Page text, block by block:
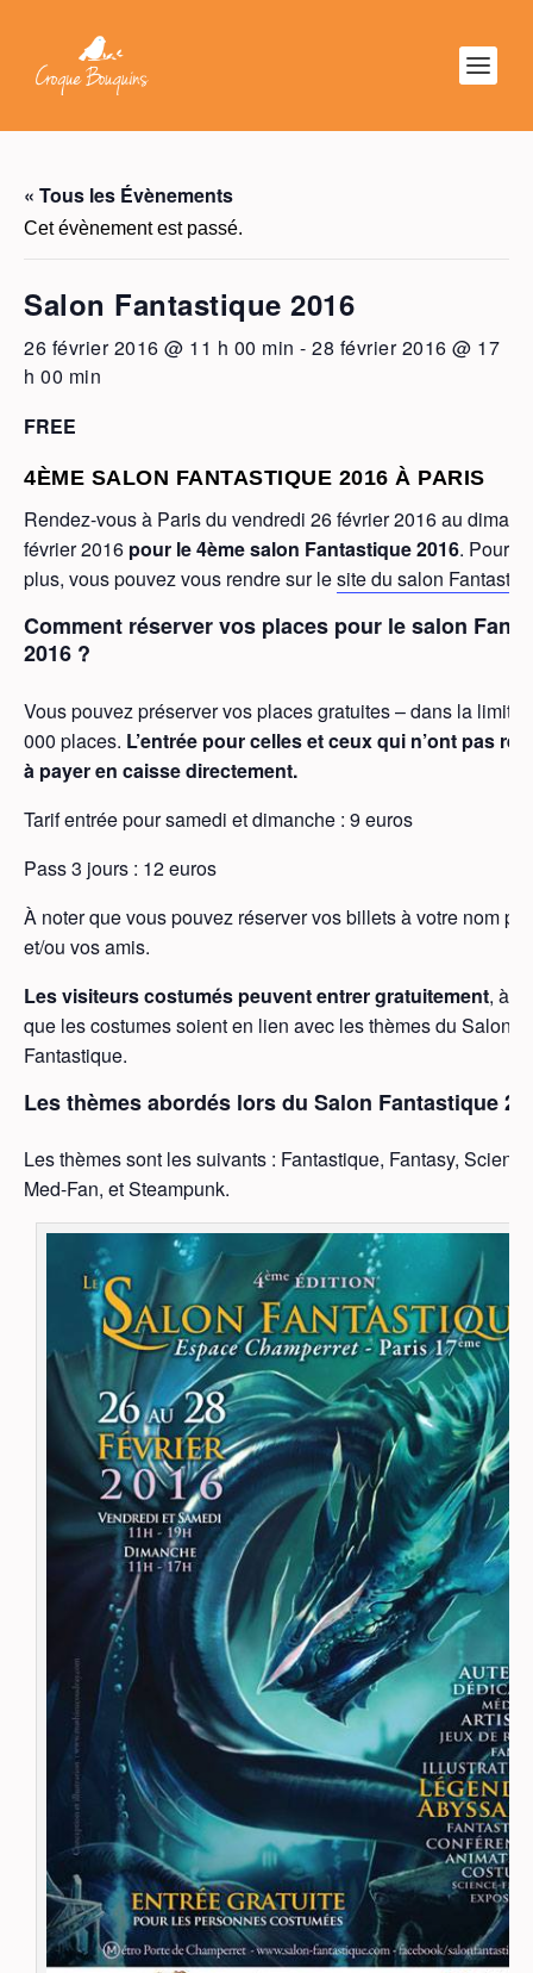
« Tous les Évènements
Cet évènement est passé.
Salon Fantastique 2016
26 février 2016 @ 11 h 00 min - 28 février 2016 @ 17
h 00 min
FREE
4ÈME SALON FANTASTIQUE 2016 À PARIS
Rendez-vous à Paris du vendredi 26 février 2016 au
février 2016 pour le 4ème salon Fantastique 2016. Pour
plus, vous pouvez vous rendre sur lesite du salon
Comment réserver vos places pour le salon
2016 ?
Vous pouvez préserver vos places gratuites – dans la limite
000 places. L’entrée pour celles et ceux qui n’ont pas
à payer en caisse directement.
Tarif entrée pour samedi et dimanche : 9 euros
Pass 3 jours : 12 euros
À noter que vous pouvez réserver vos billets à votre nom
et/ou vos amis.
Les visiteurs costumés peuvent entrer gratuitement, à
que les costumes soient en lien avec les thèmes du Salon
Fantastique.
Les thèmes abordés lors du Salon Fantastique
Les thèmes sont les suivants : Fantastique, Fantasy,
Med-Fan, et Steampunk.